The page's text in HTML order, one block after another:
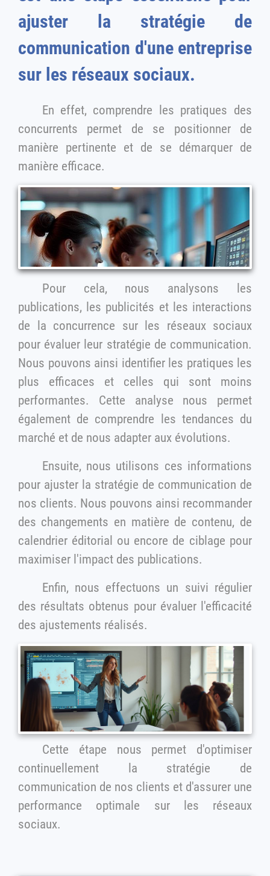
ajuster la stratégie de
communication d'une entreprise
sur les réseaux sociaux.
En effet, comprendre les pratiques des
concurrents permet de se positionner de
manière pertinente et de se démarquer de
manière efficace.
Pour cela, nous analysons les
publications, les publicités et les interactions
de la concurrence sur les réseaux sociaux
pour évaluer leur stratégie de communication.
Nous pouvons ainsi identifier les pratiques les
plus efficaces et celles qui sont moins
performantes. Cette analyse nous permet
également de comprendre les tendances du
marché et de nous adapter aux évolutions.
Ensuite, nous utilisons ces informations
pour ajuster la stratégie de communication de
nos clients. Nous pouvons ainsi recommander
des changements en matière de contenu, de
calendrier éditorial ou encore de ciblage pour
maximiser l'impact des publications.
Enfin, nous effectuons un suivi régulier
des résultats obtenus pour évaluer l'efficacité
des ajustements réalisés.
Cette étape nous permet d'optimiser
continuellement la stratégie de
communication de nos clients et d'assurer une
performance optimale sur les réseaux
sociaux.